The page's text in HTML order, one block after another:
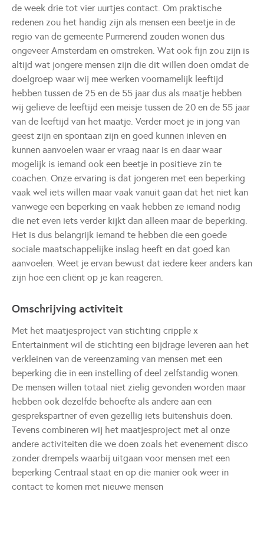
de week drie tot vier uurtjes contact. Om praktische
redenen zou het handig zijn als mensen een beetje in de
regio van de gemeente Purmerend zouden wonen dus
ongeveer Amsterdam en omstreken. Wat ook fijn zou zijn is
altijd wat jongere mensen zijn die dit willen doen omdat de
doelgroep waar wij mee werken voornamelijk leeftijd
hebben tussen de 25 en de 55 jaar dus als maatje hebben
wij gelieve de leeftijd een meisje tussen de 20 en de 55 jaar
van de leeftijd van het maatje. Verder moet je in jong van
geest zijn en spontaan zijn en goed kunnen inleven en
kunnen aanvoelen waar er vraag naar is en daar waar
mogelijk is iemand ook een beetje in positieve zin te
coachen. Onze ervaring is dat jongeren met een beperking
vaak wel iets willen maar vaak vanuit gaan dat het niet kan
vanwege een beperking en vaak hebben ze iemand nodig
die net even iets verder kijkt dan alleen maar de beperking.
Het is dus belangrijk iemand te hebben die een goede
sociale maatschappelijke inslag heeft en dat goed kan
aanvoelen. Weet je ervan bewust dat iedere keer anders kan
zijn hoe een cliënt op je kan reageren.
Omschrijving activiteit
Met het maatjesproject van stichting cripple x
Entertainment wil de stichting een bijdrage leveren aan het
verkleinen van de vereenzaming van mensen met een
beperking die in een instelling of deel zelfstandig wonen.
De mensen willen totaal niet zielig gevonden worden maar
hebben ook dezelfde behoefte als andere aan een
gesprekspartner of even gezellig iets buitenshuis doen.
Tevens combineren wij het maatjesproject met al onze
andere activiteiten die we doen zoals het evenement disco
zonder drempels waarbij uitgaan voor mensen met een
beperking Centraal staat en op die manier ook weer in
contact te komen met nieuwe mensen